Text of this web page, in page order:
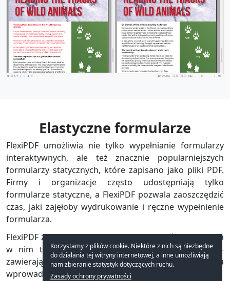
Elastyczne formularze
FlexiPDF umożliwia nie tylko wypełnianie formularzy
interaktywnych, ale też znacznie popularniejszych
formularzy statycznych, które zapisano jako pliki PDF.
Firmy i organizacje często udostępniają tylko
formularze statyczne, a FlexiPDF pozwala zaoszczędzić
czas, jaki zajęłoby wydrukowanie i ręczne wypełnienie
formularza.
FlexiPDF zapewnia jeszcze więcej możliwości, bo można
w nim tworzyć własne formularze interaktywne —
zawierające pola wyboru, listy rozwijane, pola
wprowadzania i nie tylko.
Korzystamy z plików cookie. Niektóre z nich są niezbędne
do działania tej witryny internetowej, a inne umożliwiają
nam zbieranie statystyk dotyczących ruchu.
Zasady ochrony prywatności